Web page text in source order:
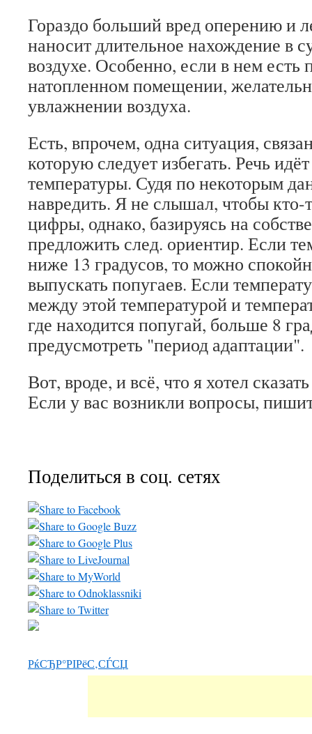
Гораздо больший вред оперению и
наносит длительное нахождение в
воздухе. Особенно, если в нем
натопленном помещении,
увлажнении воздуха.
Есть, впрочем, одна ситуация,
которую следует избегать. Речь
температуры. Судя по некоторым
навредить. Я не слышал, чтобы кто-
цифры, однако, базируясь на
предложить след. ориентир. Если
ниже 13 градусов, то можно
выпускать попугаев. Если
между этой температурой и
где находится попугай, больше 8
предусмотреть "период адаптации".
Вот, вроде, и всё, что я хотел
Если у вас возникли вопросы,
Поделиться в соц. сетях
РќСЂР°РІРёС‚СЃСЏ